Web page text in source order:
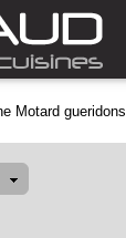
Motard gueridons